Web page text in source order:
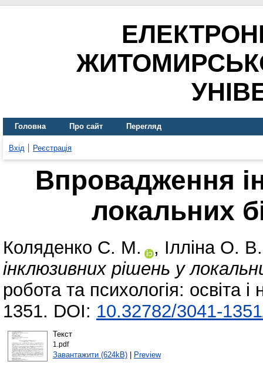
Головна Про сайт Перегляд
Вхід Реєстрація
Впровадження
локальних
Коляденко С. М. , Ілліна О. В.
інклюзивних рішень у
робота та психологія:
1351. DOI: 10.32782/3041-
Текст
1.pdf
Завантажити (624kB)| Preview